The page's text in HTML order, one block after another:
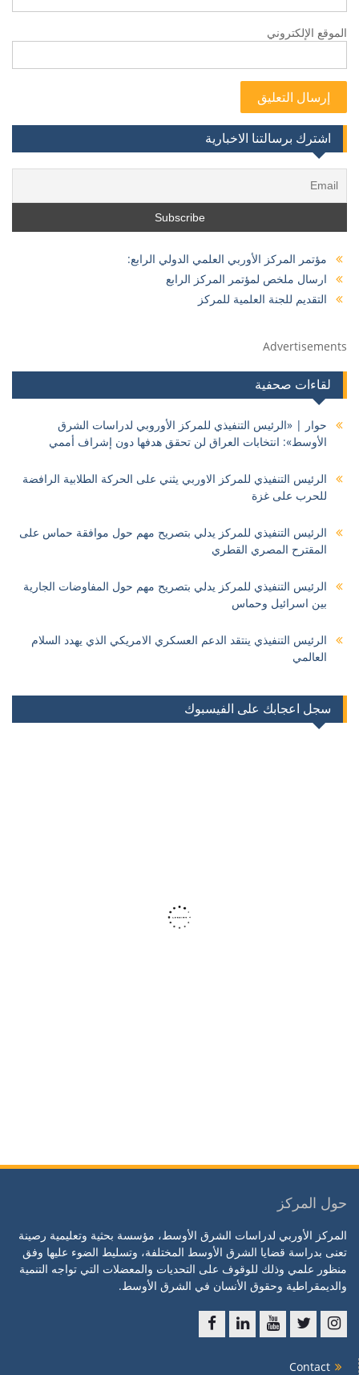
الموقع الإلكتروني
لقاءات صحفية
حوار | «الرئيس التنفيذي للمركز الأوروبي لدراسات الشرق
الأوسط»: انتخابات العراق لن تحقق هدفها دون إشراف أممي
الرئيس التنفيذي للمركز الاوربي يثني على الحركة الطلابية الرافضة
للحرب على غزة
الرئيس التنفيذي للمركز يدلي بتصريح مهم حول موافقة حماس على
المقترح المصري القطري
الرئيس التنفيذي للمركز يدلي بتصريح مهم حول المفاوضات الجارية
بين اسرائيل وحماس
الرئيس التنفيذي ينتقد الدعم العسكري الامريكي الذي يهدد السلام
العالمي
سجل اعجابك على الفيسبوك
اشترك برسالتنا الاخبارية
مؤتمر المركز الأوربي العلمي الدولي الرابع:
ارسال ملخص لمؤتمر المركز الرابع
التقديم للجنة العلمية للمركز
Advertisements
حول المركز
المركز الأوربي لدراسات الشرق الأوسط، مؤسسة بحثية وتعليمية رصينة
تعنى بدراسة قضايا الشرق الأوسط المختلفة، وتسليط الضوء عليها وفق
منظور علمي وذلك للوقوف على التحديات والمعضلات التي تواجه التنمية
والديمقراطية وحقوق الأنسان في الشرق الأوسط.
Contact